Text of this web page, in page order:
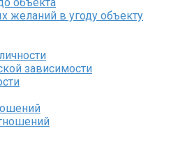
желаний в угоду объекту
зависимости